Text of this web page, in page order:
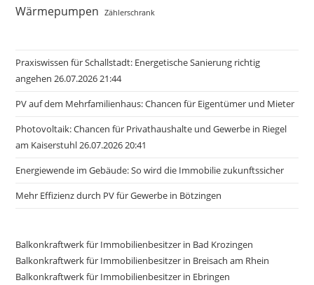
Wärmepumpen Zählerschrank
Praxiswissen für Schallstadt: Energetische Sanierung richtig
angehen 26.07.2026 21:44
PV auf dem Mehrfamilienhaus: Chancen für Eigentümer und Mieter
Photovoltaik: Chancen für Privathaushalte und Gewerbe in Riegel
am Kaiserstuhl 26.07.2026 20:41
Energiewende im Gebäude: So wird die Immobilie zukunftssicher
Mehr Effizienz durch PV für Gewerbe in Bötzingen
Balkonkraftwerk für Immobilienbesitzer in Bad Krozingen
Balkonkraftwerk für Immobilienbesitzer in Breisach am Rhein
Balkonkraftwerk für Immobilienbesitzer in Ebringen